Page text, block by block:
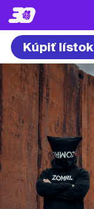
Kúpiť lístok